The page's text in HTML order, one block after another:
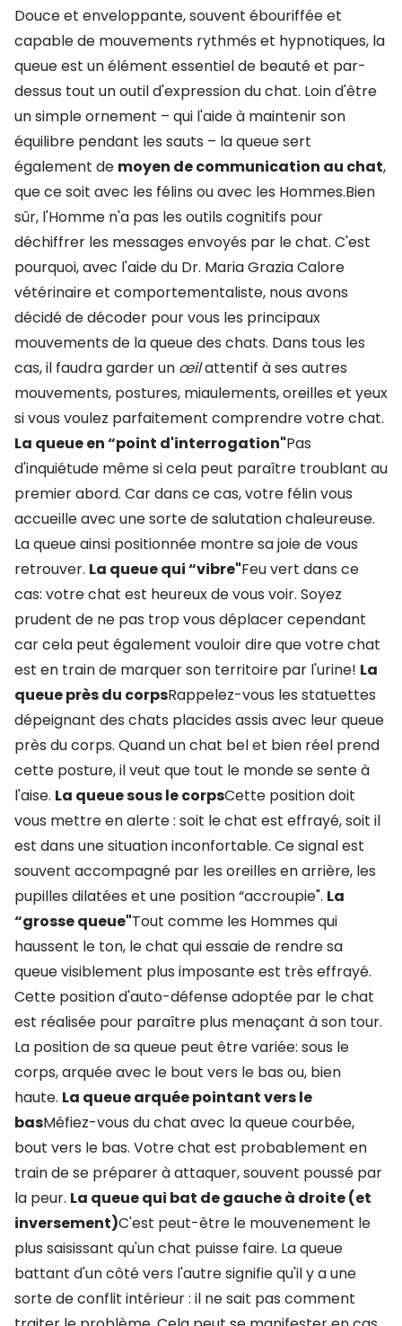
Douce et enveloppante, souvent ébouriffée et
capable de mouvements rythmés et hypnotiques, la
queue est un élément essentiel de beauté et par-
dessus tout un outil d'expression du chat. Loin d'être
un simple ornement – qui l'aide à maintenir son
équilibre pendant les sauts – la queue sert
également de moyen de communication au chat,
que ce soit avec les félins ou avec les Hommes.Bien
sûr, l'Homme n'a pas les outils cognitifs pour
déchiffrer les messages envoyés par le chat. C'est
pourquoi, avec l'aide du Dr. Maria Grazia Calore
vétérinaire et comportementaliste, nous avons
décidé de décoder pour vous les principaux
mouvements de la queue des chats. Dans tous les
cas, il faudra garder un œilattentif à ses autres
mouvements, postures, miaulements, oreilles et yeux
si vous voulez parfaitement comprendre votre chat.
La queue en “point d'interrogation"Pas
d'inquiétude même si cela peut paraître troublant au
premier abord. Car dans ce cas, votre félin vous
accueille avec une sorte de salutation chaleureuse.
La queue ainsi positionnée montre sa joie de vous
retrouver. La queue qui “vibre"Feu vert dans ce
cas: votre chat est heureux de vous voir. Soyez
prudent de ne pas trop vous déplacer cependant
car cela peut également vouloir dire que votre chat
est en train de marquer son territoire par l'urine! La
queue près du corpsRappelez-vous les statuettes
dépeignant des chats placides assis avec leur queue
près du corps. Quand un chat bel et bien réel prend
cette posture, il veut que tout le monde se sente à
l'aise. La queue sous le corpsCette position doit
vous mettre en alerte : soit le chat est effrayé, soit il
est dans une situation inconfortable. Ce signal est
souvent accompagné par les oreilles en arrière, les
pupilles dilatées et une position “accroupie". La
“grosse queue"Tout comme les Hommes qui
haussent le ton, le chat qui essaie de rendre sa
queue visiblement plus imposante est très effrayé.
Cette position d'auto-défense adoptée par le chat
est réalisée pour paraître plus menaçant à son tour.
La position de sa queue peut être variée: sous le
corps, arquée avec le bout vers le bas ou, bien
haute. La queue arquée pointant vers le
basMéfiez-vous du chat avec la queue courbée,
bout vers le bas. Votre chat est probablement en
train de se préparer à attaquer, souvent poussé par
la peur. La queue qui bat de gauche à droite (et
inversement)C'est peut-être le mouvenement le
plus saisissant qu'un chat puisse faire. La queue
battant d'un côté vers l'autre signifie qu'il y a une
sorte de conflit intérieur : il ne sait pas comment